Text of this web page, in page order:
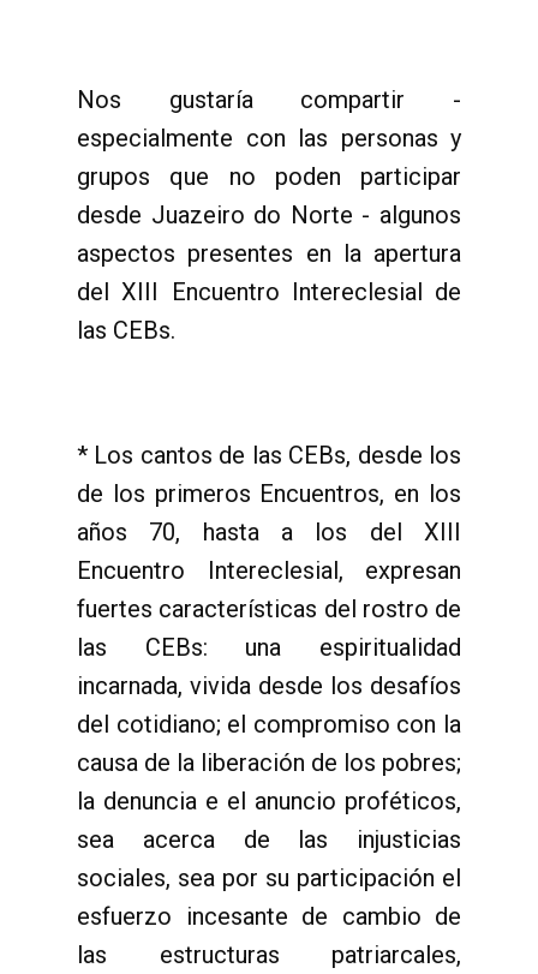
Nos gustaría compartir -
especialmente con las personas y
grupos que no poden participar
desde Juazeiro do Norte - algunos
aspectos presentes en la apertura
del XIII Encuentro Intereclesial de
las CEBs.
* Los cantos de las CEBs, desde los
de los primeros Encuentros, en los
años 70, hasta a los del XIII
Encuentro Intereclesial, expresan
fuertes características del rostro de
las CEBs: una espiritualidad
incarnada, vivida desde los desafíos
del cotidiano; el compromiso con la
causa de la liberación de los pobres;
la denuncia e el anuncio proféticos,
sea acerca de las injusticias
sociales, sea por su participación el
esfuerzo incesante de cambio de
las estructuras patriarcales,